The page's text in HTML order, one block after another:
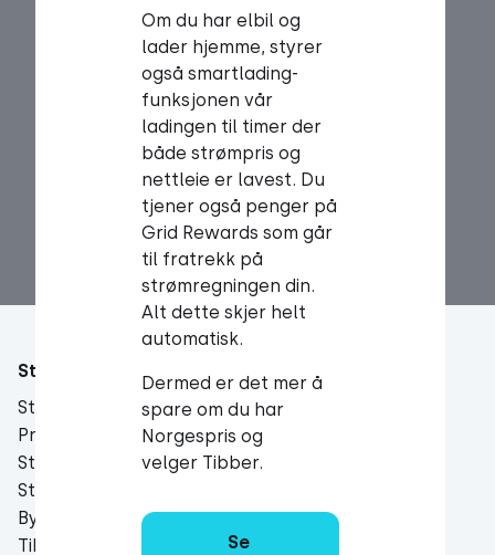
Om du har elbil og
lader hjemme, styrer
også smartlading-
funksjonen vår
ladingen til timer der
både strømpris og
nettleie er lavest. Du
tjener også penger på
Grid Rewards som går
til fratrekk på
strømregningen din.
Alt dette skjer helt
automatisk.
Dermed er det mer å
spare om du har
Norgespris og
velger Tibber.
Se
Strømavtale
Strømavtale
Prisliste
Strømpriser
Strømprisprognose
Bytte strømleverandør
Tibber Pulse
Om Tibber
Support
Om Tibber
Ledige stillinger
Impact Report